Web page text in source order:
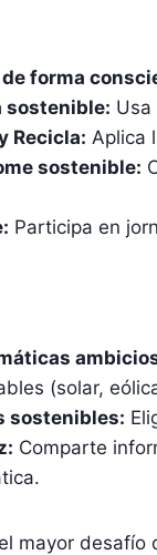
forma
sostenible:
Recicla: Aplica
sostenible:
Participa en
(solar,
sostenibles:
Comparte
mayor